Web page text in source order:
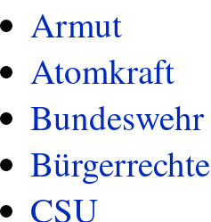
Armut
Atomkraft
Bundeswehr
Bürgerrechte
CSU